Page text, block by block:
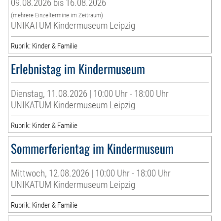
09.08.2026 bis 16.08.2026
(mehrere Einzeltermine im Zeitraum)
UNIKATUM Kindermuseum Leipzig
Rubrik: Kinder & Familie
Erlebnistag im Kindermuseum
Dienstag, 11.08.2026 | 10:00 Uhr - 18:00 Uhr
UNIKATUM Kindermuseum Leipzig
Rubrik: Kinder & Familie
Sommerferientag im Kindermuseum
Mittwoch, 12.08.2026 | 10:00 Uhr - 18:00 Uhr
UNIKATUM Kindermuseum Leipzig
Rubrik: Kinder & Familie